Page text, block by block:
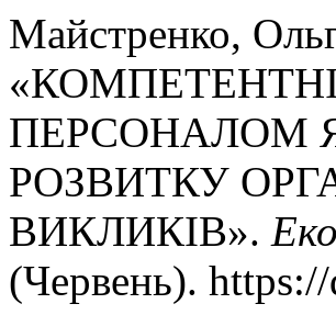
Майстренко,
ПЕРСОНАЛОМ
РОЗВИТКУ
ВИКЛИКІВ».
(Червень).